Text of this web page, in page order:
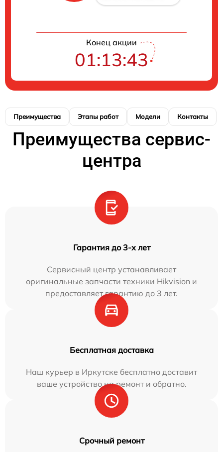
Конец акции
01:13:43
Преимущества Этапы работ Модели Контакты
Преимущества сервис-
центра
Гарантия до 3-х лет
Сервисный центр устанавливает
оригинальные запчасти техники Hikvision и
предоставляет гарантию до 3 лет.
Бесплатная доставка
Наш курьер в Иркутске бесплатно доставит
ваше устройство на ремонт и обратно.
Срочный ремонт